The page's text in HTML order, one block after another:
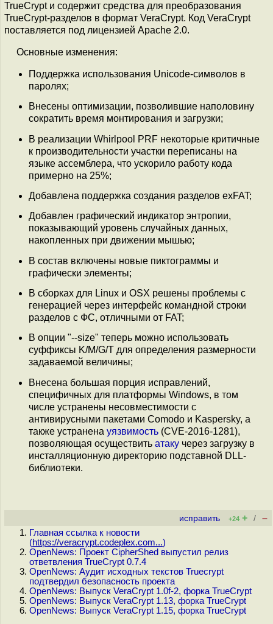
TrueCrypt и содержит средства для преобразования
TrueCrypt-разделов в формат VeraCrypt. Код VeraCrypt
поставляется под лицензией Apache 2.0.
Основные изменения:
Поддержка использования Unicode-символов в
паролях;
Внесены оптимизации, позволившие наполовину
сократить время монтирования и загрузки;
В реализации Whirlpool PRF некоторые критичные
к производительности участки переписаны на
языке ассемблера, что ускорило работу кода
примерно на 25%;
Добавлена поддержка создания разделов exFAT;
Добавлен графический индикатор энтропии,
показывающий уровень случайных данных,
накопленных при движении мышью;
В состав включены новые пиктограммы и
графически элементы;
В сборках для Linux и OSX решены проблемы с
генерацией через интерфейс командной строки
разделов с ФС, отличными от FAT;
В опции "--size" теперь можно использовать
суффиксы K/M/G/T для определения размерности
задаваемой величины;
Внесена большая порция исправлений,
специфичных для платформы Windows, в том
числе устранены несовместимости с
антивирусными пакетами Comodo и Kaspersky, а
также устранена уязвимость (CVE-2016-1281),
позволяющая осуществить атаку через загрузку в
инсталляционную директорию подставной DLL-
библиотеки.
исправить +24 + / –
Главная ссылка к новости
(https://veracrypt.codeplex.com...)
OpenNews: Проект CipherShed выпустил релиз
ответвления TrueCrypt 0.7.4
OpenNews: Аудит исходных текстов Truecrypt
подтвердил безопасность проекта
OpenNews: Выпуск VeraCrypt 1.0f-2, форка TrueCrypt
OpenNews: Выпуск VeraCrypt 1.13, форка TrueCrypt
OpenNews: Выпуск VeraCrypt 1.15, форка TrueCrypt